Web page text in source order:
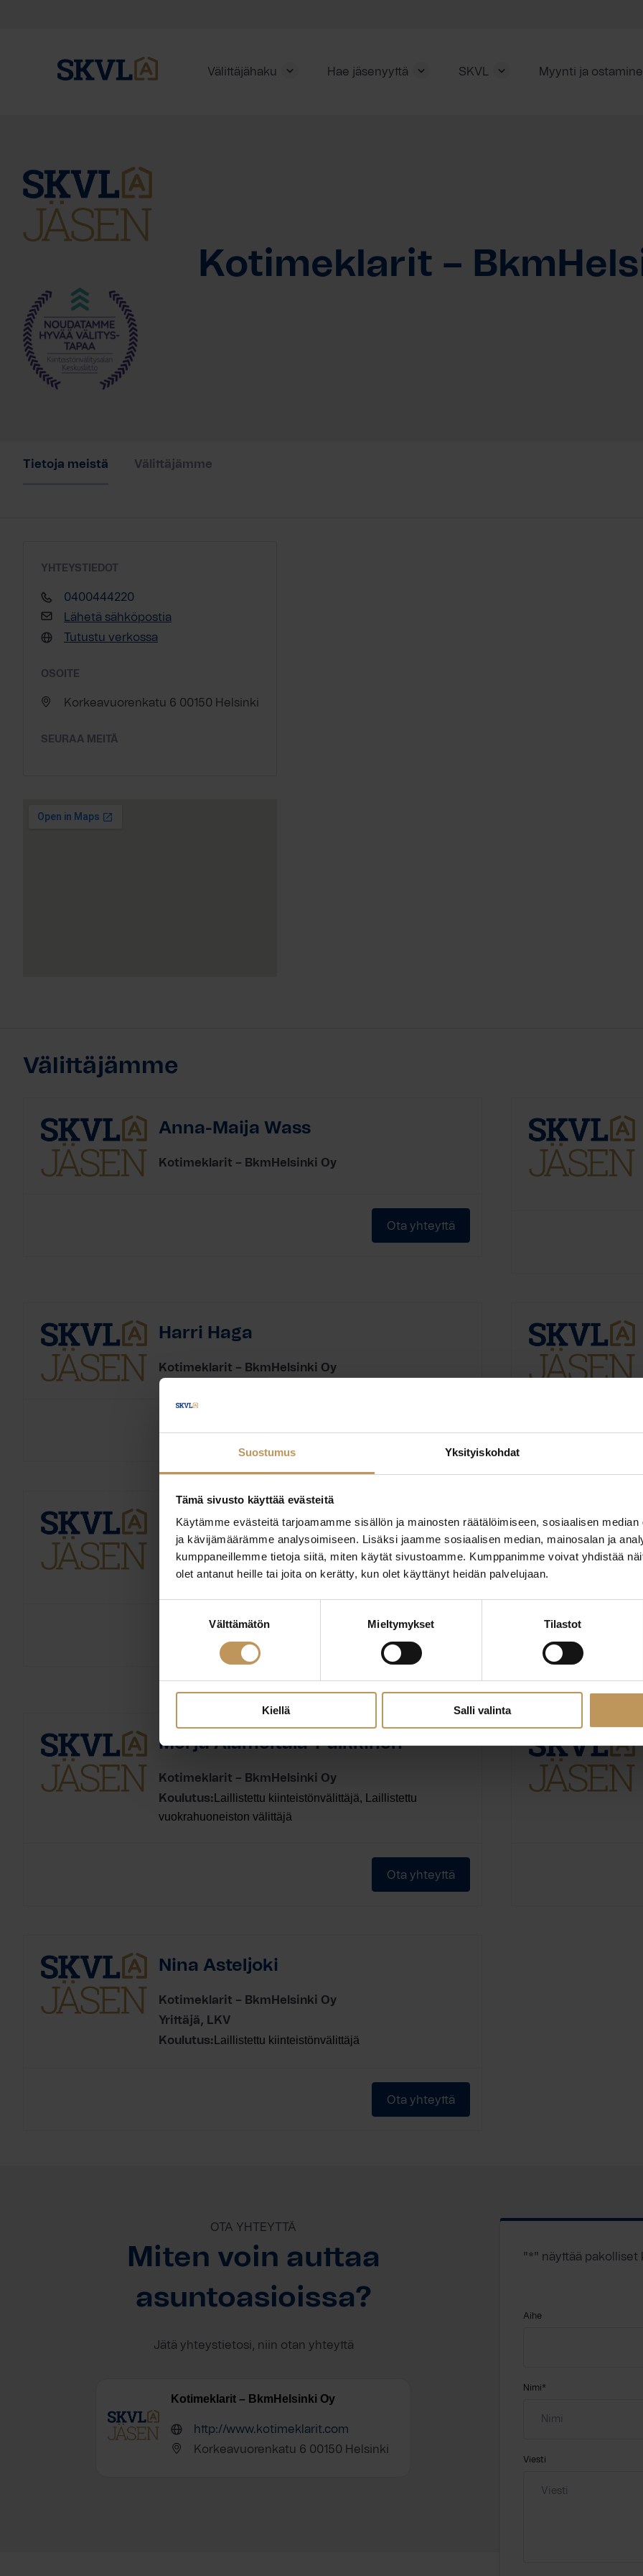
Suostumus Yksityiskohdat
Tämä sivusto käyttää evästeitä
Käytämme evästeitä tarjoamamme sisällön ja mainosten räätälöimiseen, sosiaalisen
ja kävijämäärämme analysoimiseen. Lisäksi jaamme sosiaalisen median, mainosalan ja
kumppaneillemme tietoja siitä, miten käytät sivustoamme. Kumppanimme voivat yhdistää
olet antanut heille tai joita on kerätty, kun olet käyttänyt heidän palvelujaan.
Välttämätön Mieltymykset Tilastot
Kiellä Salli valinta
Välittäjähaku Hae jäsenyyttä SKVL Myynti ja
Kotimeklarit –
Tietoja meistä
Välittäjämme
YHTEYSTIEDOT
0400444220
Lähetä sähköpostia
Tutustu verkossa
OSOITE
Korkeavuorenkatu 6 00150 Helsinki
SEURAA MEITÄ
Välittäjämme
Anna-Maija Wass
Kotimeklarit – BkmHelsinki Oy
Ota yhteyttä
Harri Haga
Kotimeklarit – BkmHelsinki Oy
Ota yhteyttä
Sari Jääsvuo
Kotimeklarit – BkmHelsinki Oy
Koulutus:Kiinteistöedustajan koulutus
Merja Alamettälä-Pulkkinen
Kotimeklarit – BkmHelsinki Oy
Koulutus: Laillistettu kiinteistönvälittäjä, Laillistettu
vuokrahuoneiston välittäjä
Ota yhteyttä
Nina Asteljoki
Kotimeklarit – BkmHelsinki Oy
Yrittäjä, LKV
Koulutus: Laillistettu kiinteistönvälittäjä
Ota yhteyttä
OTA YHTEYTTÄ
Miten voin auttaa
asuntoasioissa?
Jätä yhteystietosi, niin otan yhteyttä
Kotimeklarit – BkmHelsinki Oy
http://www.kotimeklarit.com
Korkeavuorenkatu 6 00150 Helsinki
"*" näyttää pakolliset
Aihe
Nimi*
Viesti